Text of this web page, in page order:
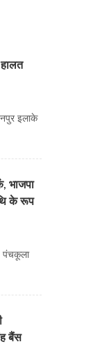
इलाके
भाजपा
के रूप
पंचकूला
बैंस